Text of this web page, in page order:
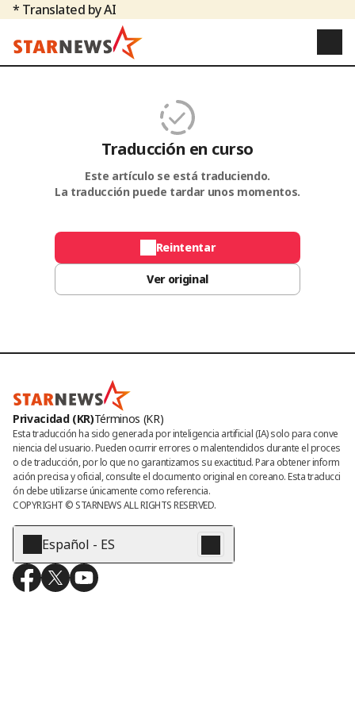
* Translated by AI
Traducción en curso
Este artículo se está traduciendo.
La traducción puede tardar unos momentos.
Reintentar
Ver original
Privacidad (KR)Términos (KR)
Esta traducción ha sido generada por inteligencia artificial (IA) solo para conve
niencia del usuario. Pueden ocurrir errores o malentendidos durante el proces
o de traducción, por lo que no garantizamos su exactitud. Para obtener inform
ación precisa y oficial, consulte el documento original en coreano. Esta traducci
ón debe utilizarse únicamente como referencia.
COPYRIGHT © STARNEWS ALL RIGHTS RESERVED.
Español - ES